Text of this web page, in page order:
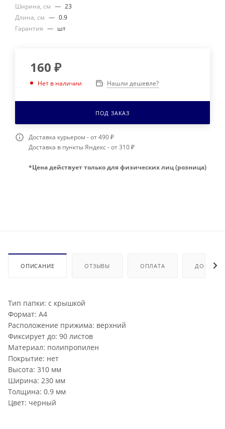
Ширина, см — 23
Длина, см — 0.9
Гарантия — шт
160 ₽
Нет в наличии Нашли дешевле?
ПОД ЗАКАЗ
Доставка курьером - от 490 ₽
Доставка в пункты Яндекс - от 310 ₽
*Цена действует только для физических лиц (розница)
ОПИСАНИЕ ОТЗЫВЫ ОПЛАТА
Тип папки: с крышкой
Формат: А4
Расположение прижима: верхний
Фиксирует до: 90 листов
Материал: полипропилен
Покрытие: нет
Высота: 310 мм
Ширина: 230 мм
Толщина: 0.9 мм
Цвет: черный